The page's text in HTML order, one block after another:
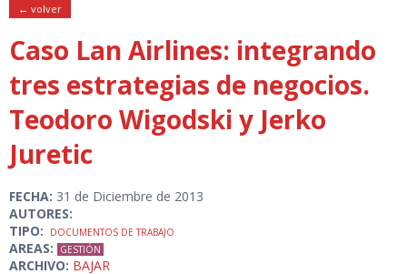
← volver
Caso Lan Airlines: integrando
tres estrategias de negocios.
Teodoro Wigodski y Jerko
Juretic
FECHA: 31 de Diciembre de 2013
AUTORES:
TIPO:
DOCUMENTOS DE TRABAJO
AREAS: GESTIÓN
ARCHIVO: BAJAR